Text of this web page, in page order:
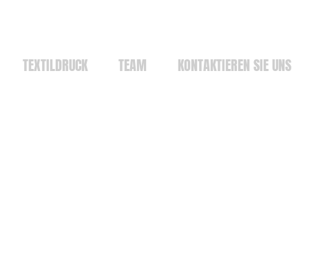
TEXTILDRUCK TEAM KONTAKTIEREN SIE UNS